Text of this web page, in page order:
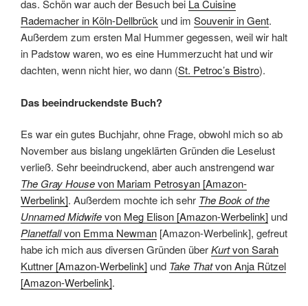
das. Schön war auch der Besuch bei La Cuisine
Rademacher in Köln-Dellbrück und im Souvenir in Gent.
Außerdem zum ersten Mal Hummer gegessen, weil wir halt
in Padstow waren, wo es eine Hummerzucht hat und wir
dachten, wenn nicht hier, wo dann (St. Petroc’s Bistro).
Das beeindruckendste Buch?
Es war ein gutes Buchjahr, ohne Frage, obwohl mich so ab
November aus bislang ungeklärten Gründen die Leselust
verließ. Sehr beeindruckend, aber auch anstrengend war
The Gray Housevon Mariam Petrosyan [Amazon-
Werbelink]. Außerdem mochte ich sehr The Book of the
Unnamed Midwifevon Meg Elison [Amazon-Werbelink] und
Planetfallvon Emma Newman [Amazon-Werbelink], gefreut
habe ich mich aus diversen Gründen überKurtvon Sarah
Kuttner [Amazon-Werbelink] und Take Thatvon Anja Rützel
[Amazon-Werbelink].